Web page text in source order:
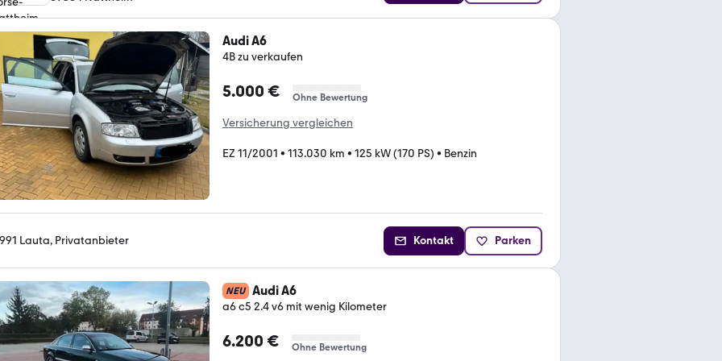
Audi A6
4B zu verkaufen
5.000 € Ohne Bewertung
Versicherung vergleichen
EZ 11/2001 • 113.030 km • 125 kW (170 PS) • Benzin
Lauta, Privatanbieter Kontakt Parken
NEU Audi A6
a6 c5 2.4 v6 mit wenig Kilometer
6.200 € Ohne Bewertung